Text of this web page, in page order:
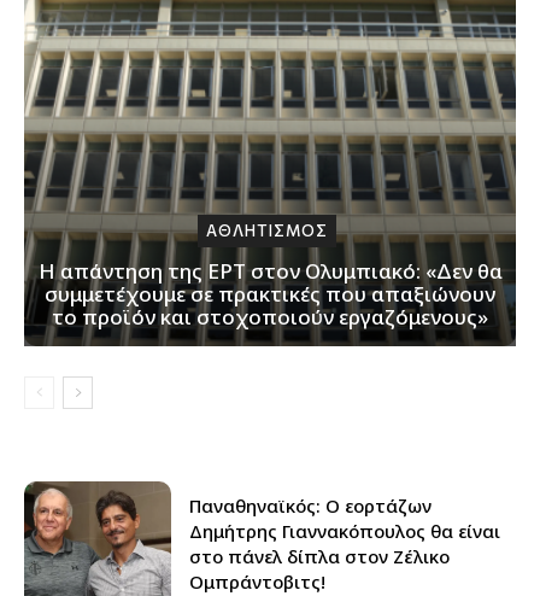
ΑΘΛΗΤΙΣΜΟΣ
Η απάντηση της ΕΡΤ στον Ολυμπιακό: «Δεν θα
συμμετέχουμε σε πρακτικές που απαξιώνουν
το προϊόν και στοχοποιούν εργαζόμενους»
Παναθηναϊκός: Ο εορτάζων
Δημήτρης Γιαννακόπουλος θα είναι
στο πάνελ δίπλα στον Ζέλικο
Ομπράντοβιτς!